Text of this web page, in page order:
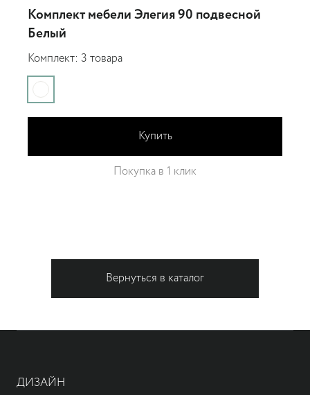
Комплект мебели Элегия 90 подвесной
Белый
Комплект: 3 товара
Купить
Покупка в 1 клик
Вернуться в каталог
ДИЗАЙН